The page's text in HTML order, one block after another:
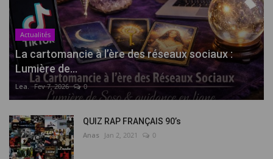
Actualités
La cartomancie à l’ère des réseaux sociaux :
Lumière de...
Lea. Fev 7, 2026 0
QUIZ RAP FRANÇAIS 90’s
Anas Jan 2, 2021 0